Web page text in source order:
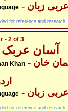
- عربی زبان
for reference and research.
- 2 of 3
آسان عربک
Khan خان
- عربی زبان
for reference and research.